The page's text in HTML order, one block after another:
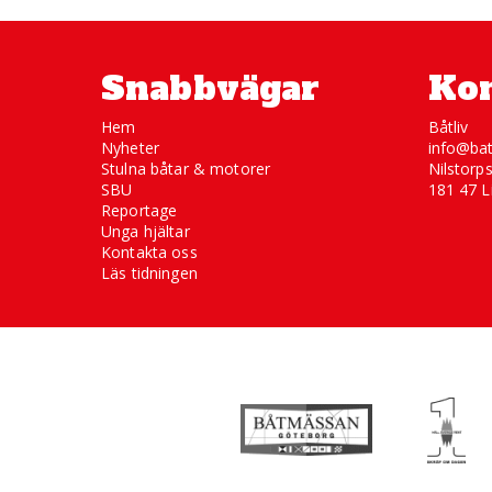
Snabbvägar
Hem
Nyheter
Stulna båtar & motorer
SBU
Reportage
Unga hjältar
Kontakta oss
Läs tidningen
Båtliv
181 47